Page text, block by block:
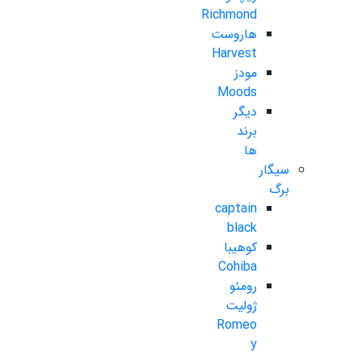
Richmond
هاروست
Harvest
مودز
Moods
دیگر
برند
ها
سیگار
برگ
captain
black
کوهیبا
Cohiba
رومئو
ژولیت
Romeo
y